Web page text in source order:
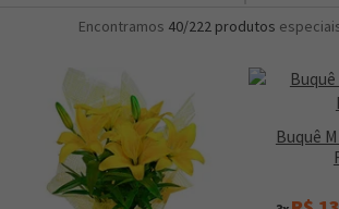
Encontramos 40/222 produtos
Buquê